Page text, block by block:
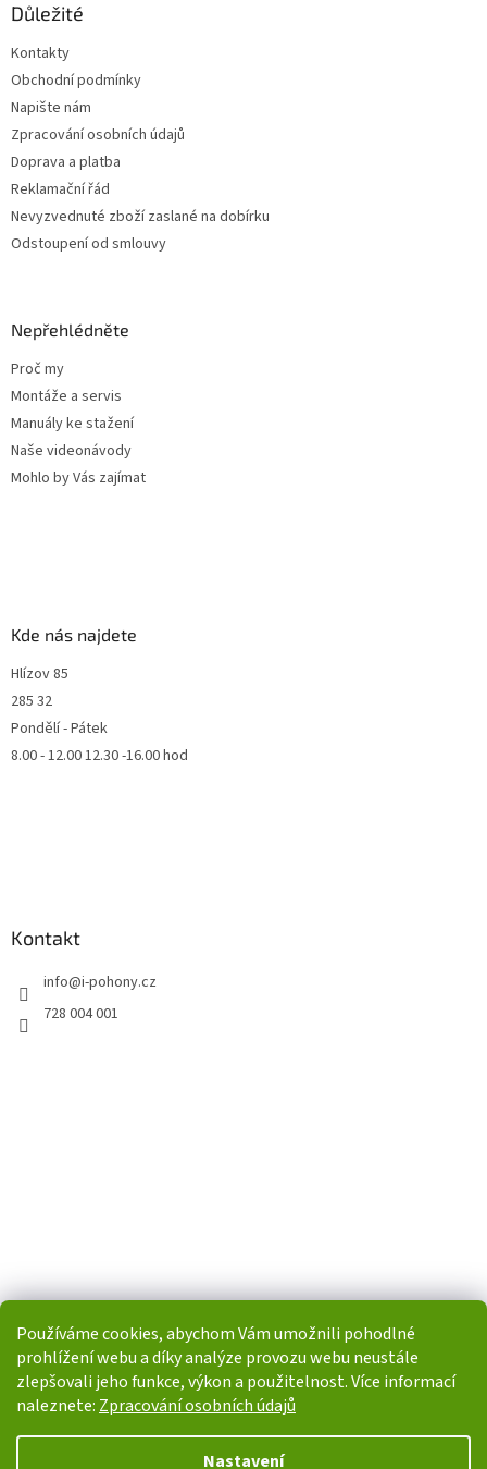
Používáme cookies, abychom Vám umožnili pohodlné
prohlížení webu a díky analýze provozu webu neustále
zlepšovali jeho funkce, výkon a použitelnost. Více informací
naleznete: Zpracování osobních údajů
Nastavení
Důležité
Kontakty
Obchodní podmínky
Napište nám
Zpracování osobních údajů
Doprava a platba
Reklamační řád
Nevyzvednuté zboží zaslané na dobírku
Odstoupení od smlouvy
Nepřehlédněte
Proč my
Montáže a servis
Manuály ke stažení
Naše videonávody
Mohlo by Vás zajímat
Kde nás najdete
Hlízov 85
285 32
Pondělí - Pátek
8.00 - 12.00 12.30 -16.00 hod
Kontakt
info@i-pohony.cz
728 004 001